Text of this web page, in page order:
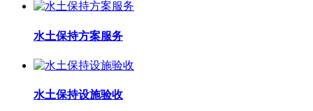
水土保持方案服务
水土保持设施验收